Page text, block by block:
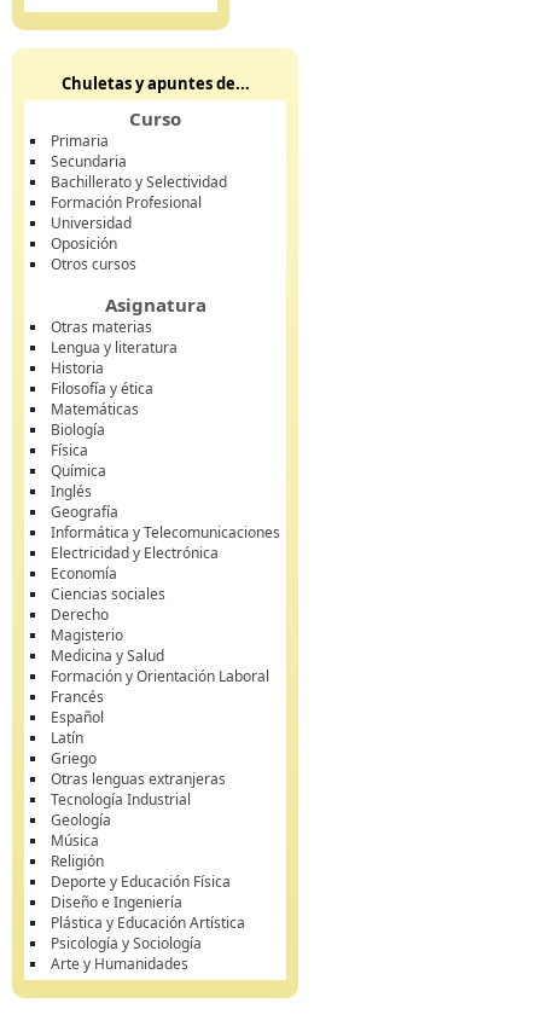
Chuletas y apuntes de...
Curso
Primaria
Secundaria
Bachillerato y Selectividad
Formación Profesional
Universidad
Oposición
Otros cursos
Asignatura
Otras materias
Lengua y literatura
Historia
Filosofía y ética
Matemáticas
Biología
Física
Química
Inglés
Geografía
Informática y Telecomunicaciones
Electricidad y Electrónica
Economía
Ciencias sociales
Derecho
Magisterio
Medicina y Salud
Formación y Orientación Laboral
Francés
Español
Latín
Griego
Otras lenguas extranjeras
Tecnología Industrial
Geología
Música
Religión
Deporte y Educación Física
Diseño e Ingeniería
Plástica y Educación Artística
Psicología y Sociología
Arte y Humanidades